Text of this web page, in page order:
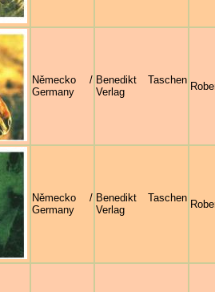
Německo /
Germany
Benedikt Taschen
Verlag
Německo /
Germany
Benedikt Taschen
Verlag